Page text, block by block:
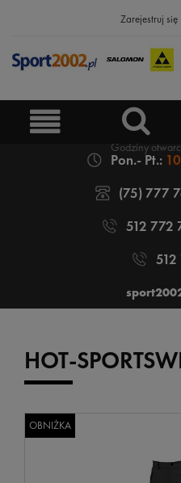
Zarejestruj się
Pon.- Pt.:
(75) 777
512 772
HOT-
OBNIŻKA